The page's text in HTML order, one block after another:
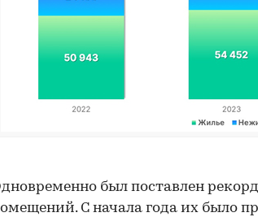
был поставлен
С начала года их было